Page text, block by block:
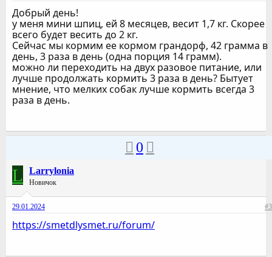
Добрый день!
у меня мини шпиц, ей 8 месяцев, весит 1,7 кг. Скорее
всего будет весить до 2 кг.
Сейчас мы кормим ее кормом грандорф, 42 грамма в
день, 3 раза в день (одна порция 14 грамм).
можно ли переходить на двух разовое питание, или
лучше продолжать кормить 3 раза в день? Бытует
мнение, что мелких собак лучше кормить всегда 3
раза в день.
0
L Larrylonia
Новичок
29.01.2024 #3
https://smetdlysmet.ru/forum/